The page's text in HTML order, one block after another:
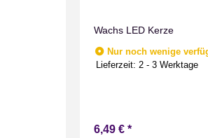
Wachs LED Kerze
Nur noch wenige
Lieferzeit:2 - 3 Werktage
6,49 € *